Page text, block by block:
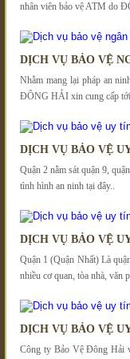
nhân viên bảo vệ ATM do
DỊCH VỤ BẢO VỆ
Nhằm mang lại pháp an
ĐÔNG HẢI xin cung cấp
DỊCH VỤ BẢO VỆ
Quận 2 nằm sát quận 9,
tình hình an ninh tại đây..
DỊCH VỤ BẢO VỆ
Quận 1 (Quận Nhất) Là
nhiều cơ quan, tòa nhà, văn
DỊCH VỤ BẢO VỆ
Công ty Bảo Vệ Đông Hải